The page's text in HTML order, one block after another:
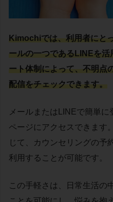
Kimochiでは、利用者にと
ールの一つであるLINEを
ート体制によって、不明点
配信をチェックできます。
メールまたはLINEで簡単
ページにアクセスできます
じて、カウンセリングの予
利用することが可能です。
この手軽さは、日常生活の